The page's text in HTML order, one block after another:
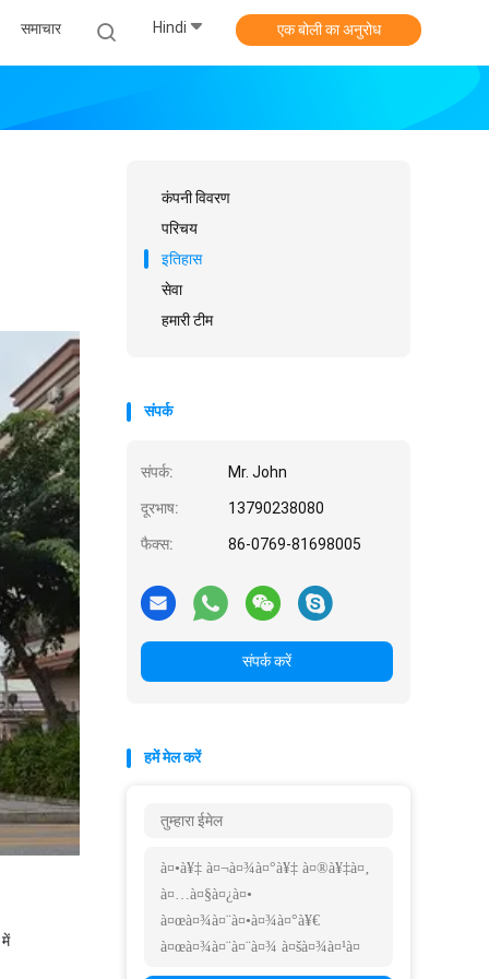
समाचार Hindi एक बोली का अनुरोध
में
कंपनी विवरण
परिचय
इतिहास
सेवा
हमारी टीम
संपर्क
संपर्क: Mr. John
दूरभाष: 13790238080
फैक्स: 86-0769-81698005
संपर्क करें
हमें मेल करें